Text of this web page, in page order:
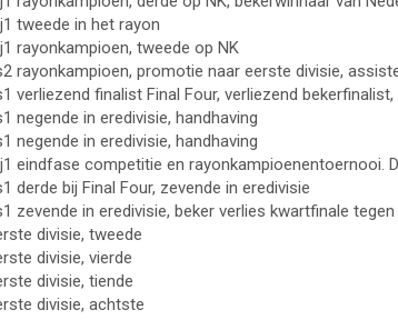
tweede in het rayon
rayonkampioen, tweede op NK
rayonkampioen, promotie naar eerste divisie,
verliezend finalist Final Four, verliezend
negende in eredivisie, handhaving
negende in eredivisie, handhaving
eindfase competitie en
derde bij Final Four, zevende in eredivisie
zevende in eredivisie, beker verlies kwartfinale tegen
divisie, tweede
divisie, vierde
divisie, tiende
divisie, achtste